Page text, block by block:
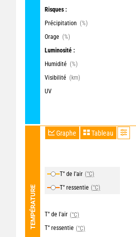
Risques :
Précipitation (%)
Orage (%)
Luminosité :
Humidité (%)
Visibilité (km)
UV
TEMPÉRATURE
Graphe Tableau
T° de l'air (°C)
T° ressentie (°C)
T° de l'air (°C)
T° ressentie (°C)